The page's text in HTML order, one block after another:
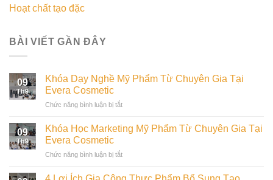
Hoạt chất tạo đặc
BÀI VIẾT GẦN ĐÂY
09
Th9
Khóa Dạy Nghề Mỹ Phẩm Từ Chuyên Gia Tại
Evera Cosmetic
Chức năng bình luận bị tắtở
Dạy
Nghề
Phẩm
Chuyên
09
Th9
Khóa Học Marketing Mỹ Phẩm Từ Chuyên Gia Tại
Evera Cosmetic
Chức năng bình luận bị tắtở
Học